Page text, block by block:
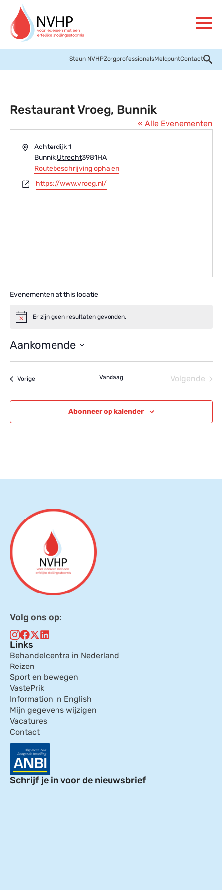
Steun NVHPZorgprofessionalsMeldpuntContact
Restaurant Vroeg, Bunnik
« Alle Evenementen
AdresAchterdijk 1
Bunnik,Utrecht3981HA
Routebeschrijving ophalen
Websitehttps://www.vroeg.nl/
Evenementen at this locatie
BerichtEr zijn geen resultaten gevonden.
Aankomende
datum.
VorigeEvenementen Vandaag
Volgende
Abonneer op kalender
Volg ons op:
Links
Behandelcentra in Nederland
Reizen
Sport en bewegen
VastePrik
Information in English
Mijn gegevens wijzigen
Vacatures
Contact
Schrijf je in voor de nieuwsbrief